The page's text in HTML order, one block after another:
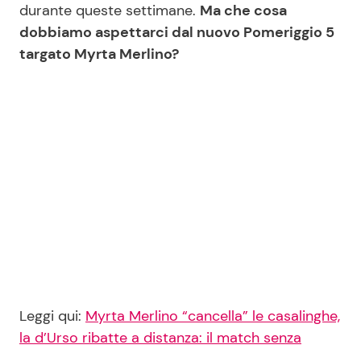
Privacy Policy
durante queste settimane. Ma che cosa
dobbiamo aspettarci dal nuovo Pomeriggio 5
targato Myrta Merlino?
Leggi qui: Myrta Merlino “cancella” le casalinghe,
la d’Urso ribatte a distanza: il match senza